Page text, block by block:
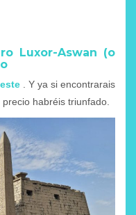
Luxor-Aswan (o
este . Y ya si encontrarais
habréis triunfado.